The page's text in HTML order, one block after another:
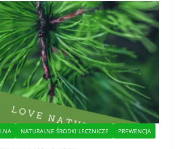
NATURALNE ŚRODKI LECZNICZE PREWENCJA